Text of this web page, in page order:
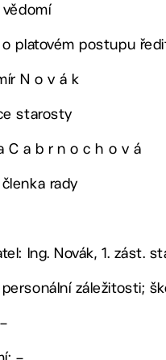
vědomí
platovém postupu
N o v á k
starosty
C a b r n o c h o v á
rady
Ing. Novák, 1. zást.
záležitosti;